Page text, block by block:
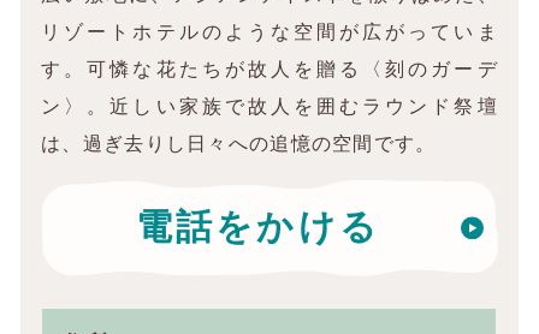
リゾートホテルのような空間が広がっていま
す。可憐な花たちが故人を贈る〈刻のガーデ
ン〉。近しい家族で故人を囲むラウンド祭壇
は、過ぎ去りし日々への追憶の空間です。
電話をかける